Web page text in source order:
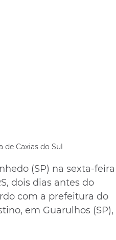
de Caxias do Sul
(SP) na sexta-feira
dois dias antes do
com a prefeitura do
em Guarulhos (SP),